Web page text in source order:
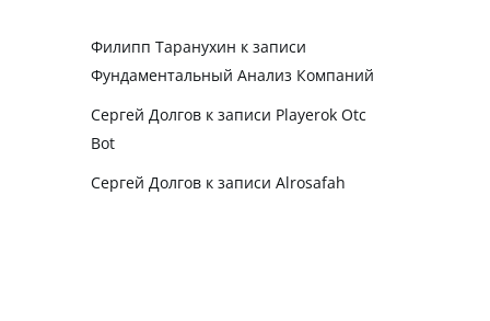
Филипп Таранухин к записи
Фундаментальный Анализ Компаний
Сергей Долговк записи Playerok Otc
Bot
Сергей Долговк записи Alrosafah